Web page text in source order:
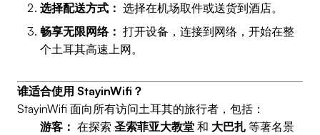
选择配送方式： 选择在机场取件或送货到酒店。
畅享无限网络： 打开设备，连接到网络，开始在整
个土耳其高速上网。
谁适合使用 StayinWifi？
StayinWifi 面向所有访问土耳其的旅行者，包括：
游客： 在探索 圣索菲亚大教堂 和 大巴扎 等著名景